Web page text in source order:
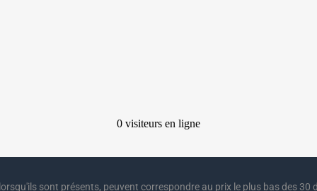
sont présents, peuvent correspondre au prix le plus bas des 30